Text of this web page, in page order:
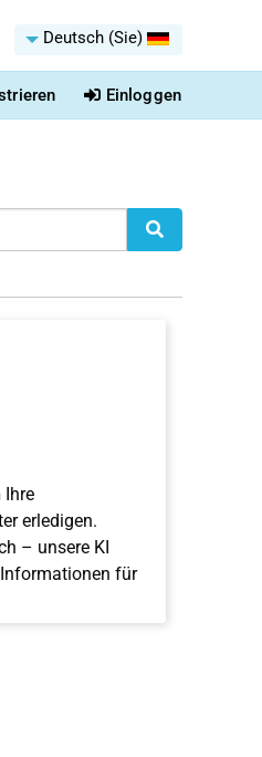
Deutsch (Sie)
Einloggen
Ihre
erledigen.
– unsere KI
für